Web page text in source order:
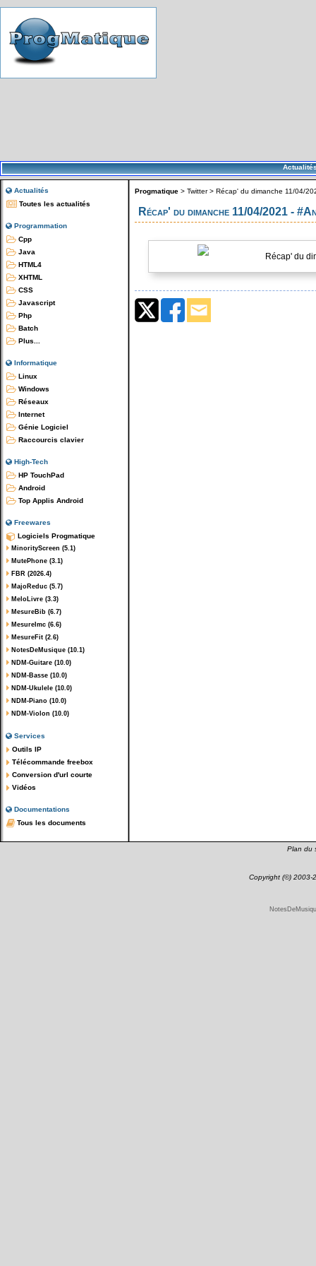
Actualités
Toutes les actualités
Programmation
Cpp
Java
HTML4
XHTML
CSS
Javascript
Php
Batch
Plus...
Informatique
Linux
Windows
Réseaux
Internet
Génie Logiciel
Raccourcis clavier
High-Tech
HP TouchPad
Android
Top Applis Android
Freewares
Logiciels Progmatique
MinorityScreen (5.1)
MutePhone (3.1)
FBR (2026.4)
MajoReduc (5.7)
MeloLivre (3.3)
MesureBib (6.7)
MesureImc (6.6)
MesureFit (2.6)
NotesDeMusique (10.1)
NDM-Guitare (10.0)
NDM-Basse (10.0)
NDM-Ukulele (10.0)
NDM-Piano (10.0)
NDM-Violon (10.0)
Services
Outils IP
Télécommande freebox
Conversion d'url courte
Vidéos
Documentations
Tous les documents
Progmatique > Twitter> Récap' du dimanche 11/04/
Récap' du dimanche 11/04/2021 -
Récap' du
Plan du
Copyright (©) 2003-